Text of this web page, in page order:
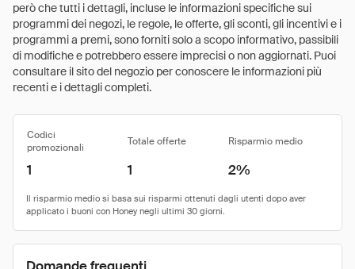
però che tutti i dettagli, incluse le informazioni specifiche sui
programmi dei negozi, le regole, le offerte, gli sconti, gli incentivi e i
programmi a premi, sono forniti solo a scopo informativo, passibili
di modifiche e potrebbero essere imprecisi o non aggiornati. Puoi
consultare il sito del negozio per conoscere le informazioni più
recenti e i dettagli completi.
Codici
promozionali
Totale offerte Risparmio medio
1 1 2%